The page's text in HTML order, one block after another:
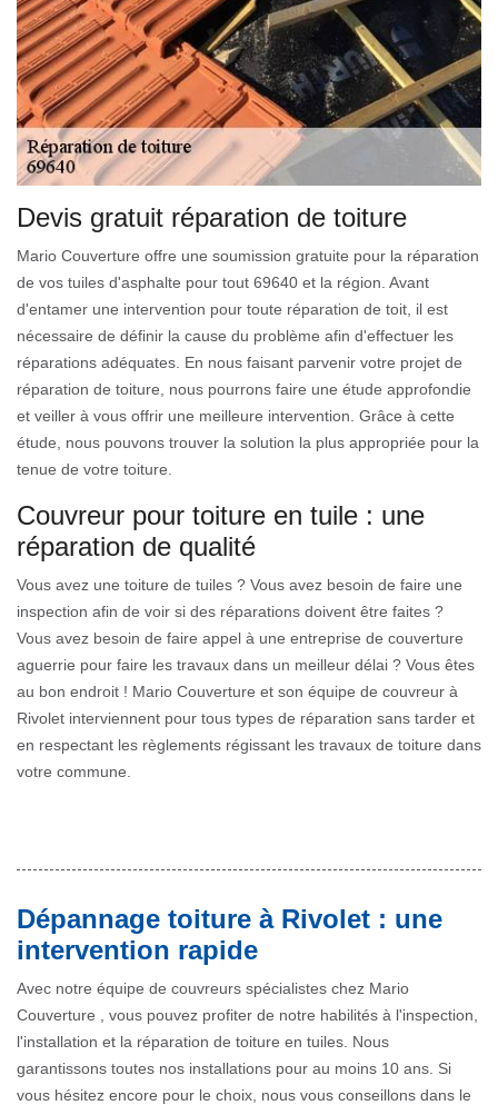
Devis gratuit réparation de toiture
Mario Couverture offre une soumission gratuite pour la réparation
de vos tuiles d'asphalte pour tout 69640 et la région. Avant
d'entamer une intervention pour toute réparation de toit, il est
nécessaire de définir la cause du problème afin d'effectuer les
réparations adéquates. En nous faisant parvenir votre projet de
réparation de toiture, nous pourrons faire une étude approfondie
et veiller à vous offrir une meilleure intervention. Grâce à cette
étude, nous pouvons trouver la solution la plus appropriée pour la
tenue de votre toiture.
Couvreur pour toiture en tuile : une
réparation de qualité
Vous avez une toiture de tuiles ? Vous avez besoin de faire une
inspection afin de voir si des réparations doivent être faites ?
Vous avez besoin de faire appel à une entreprise de couverture
aguerrie pour faire les travaux dans un meilleur délai ? Vous êtes
au bon endroit ! Mario Couverture et son équipe de couvreur à
Rivolet interviennent pour tous types de réparation sans tarder et
en respectant les règlements régissant les travaux de toiture dans
votre commune.
Dépannage toiture à Rivolet : une
intervention rapide
Avec notre équipe de couvreurs spécialistes chez Mario
Couverture , vous pouvez profiter de notre habilités à l'inspection,
l'installation et la réparation de toiture en tuiles. Nous
garantissons toutes nos installations pour au moins 10 ans. Si
vous hésitez encore pour le choix, nous vous conseillons dans le